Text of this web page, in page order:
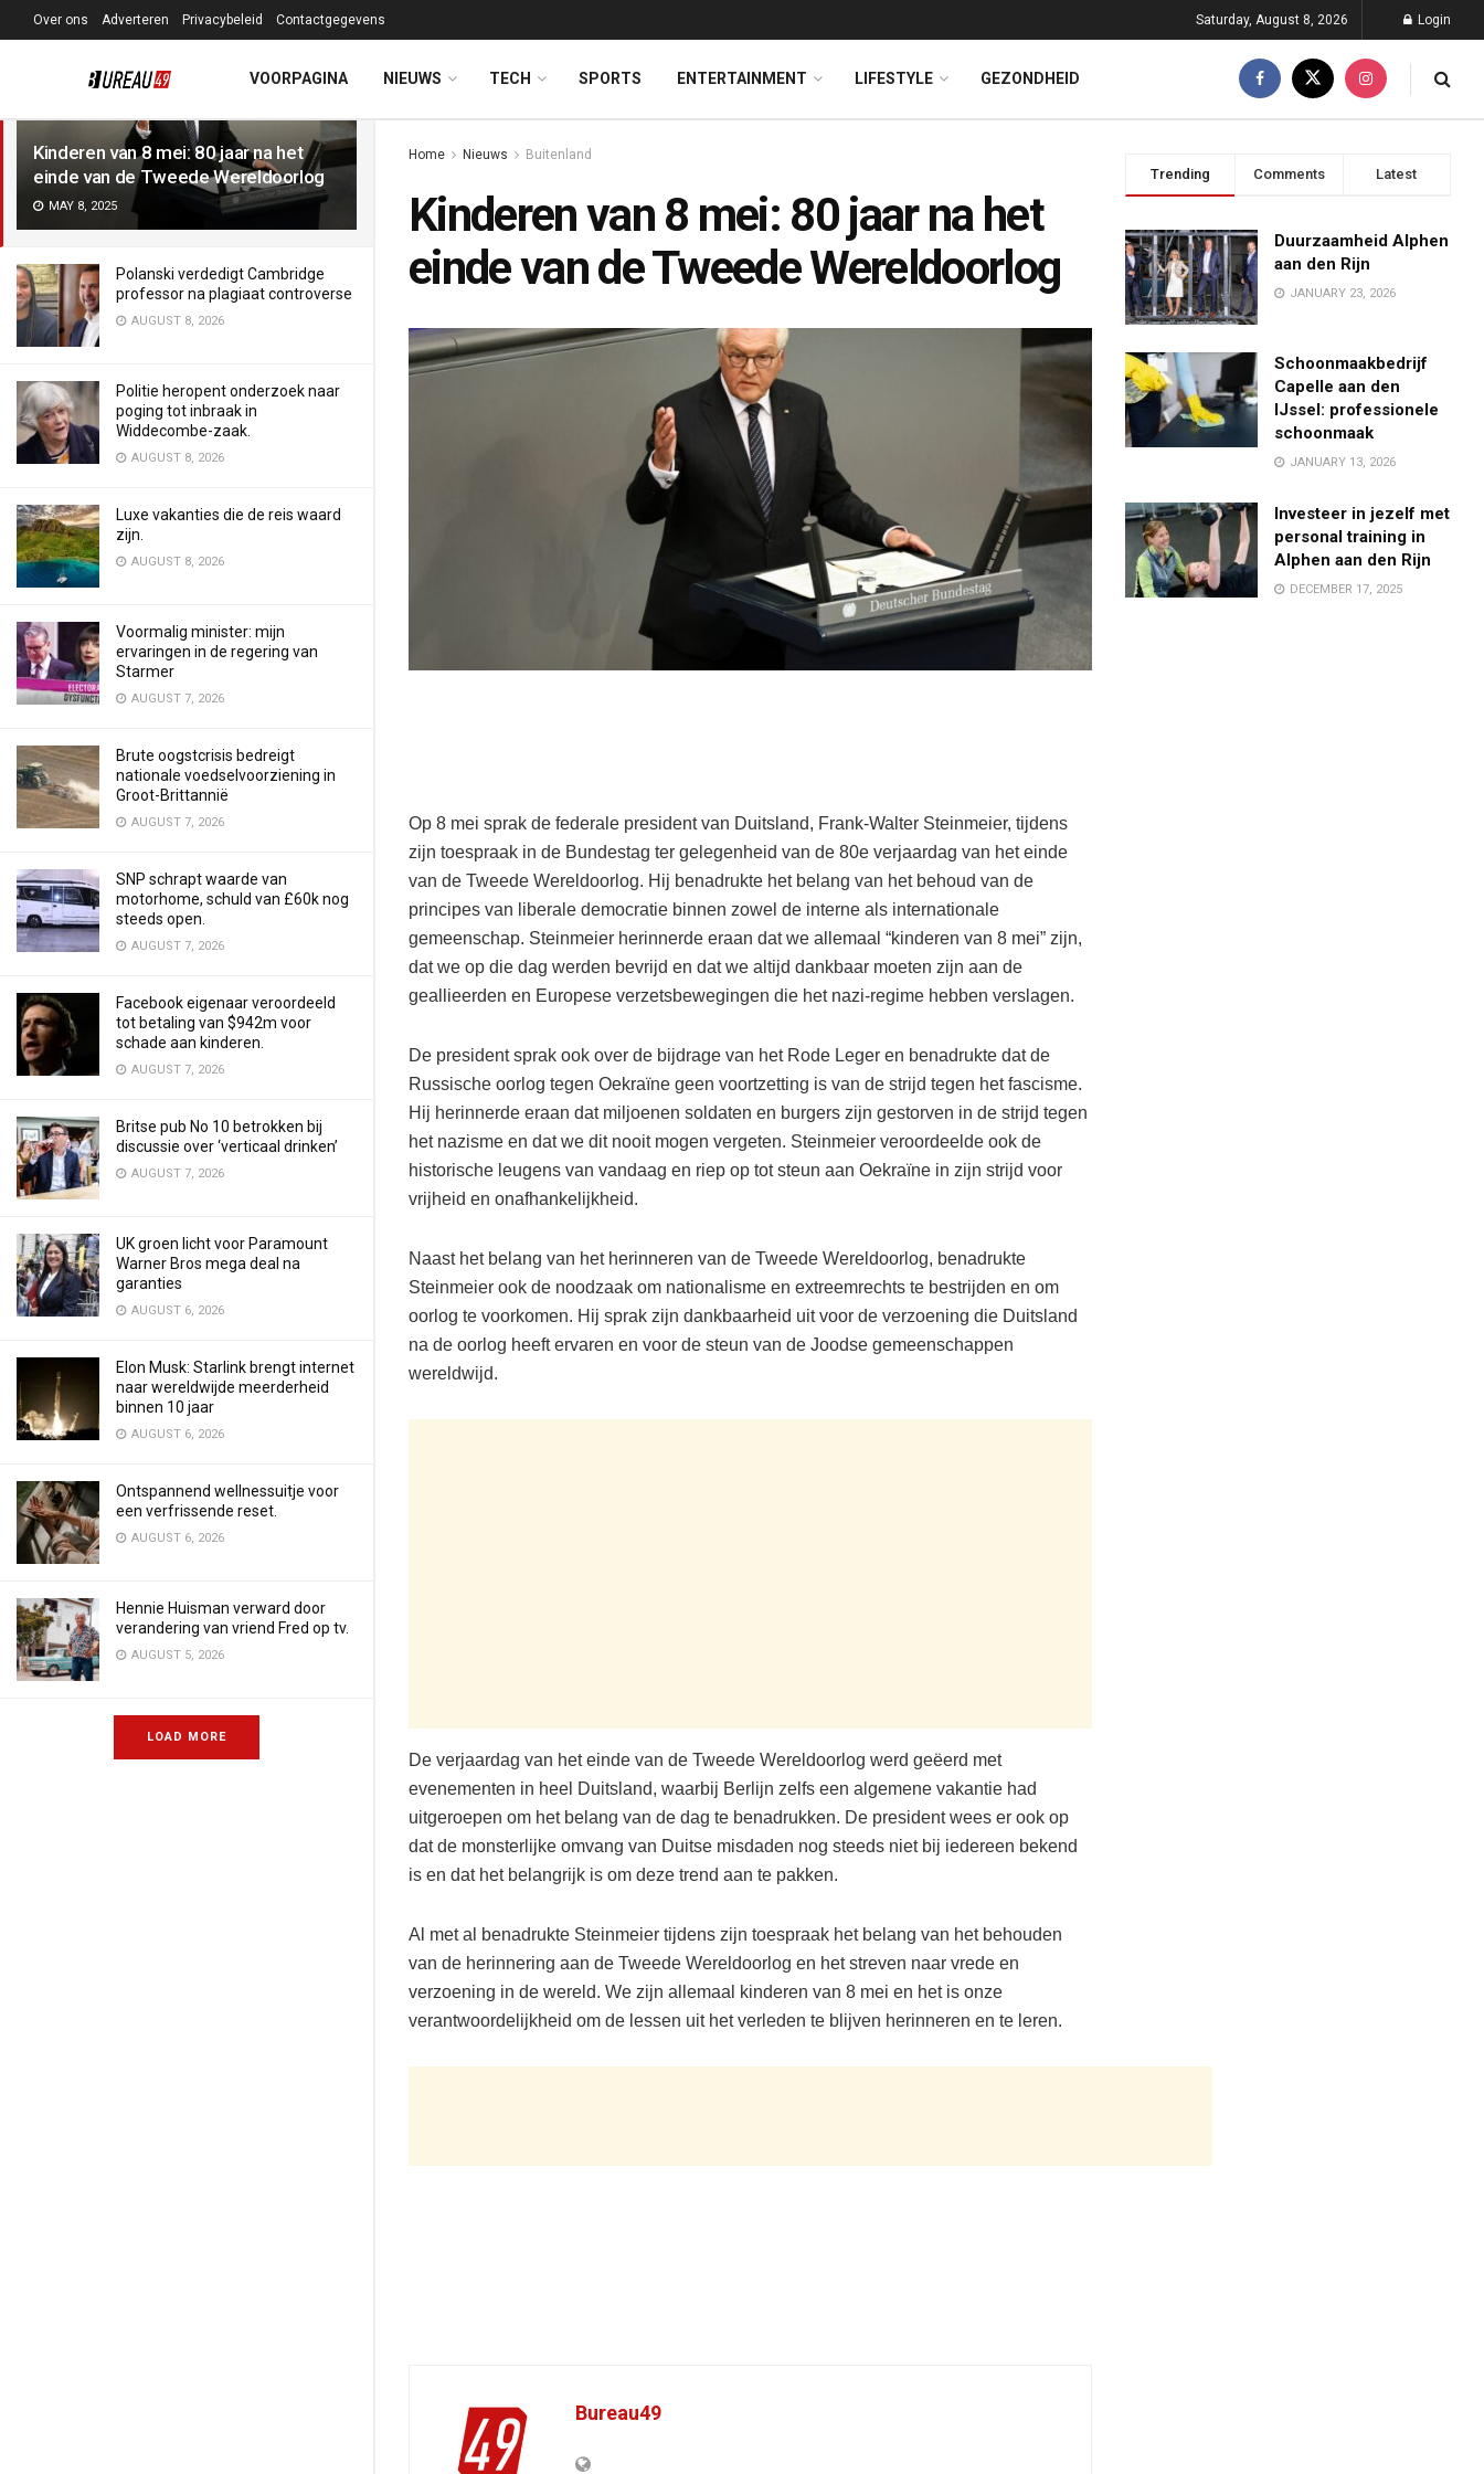
LATEST TRENDING Filter
Kinderen van 8 mei: 80 jaar na het
einde van de Tweede Wereldoorlog
MAY 8, 2025
Polanski verdedigt Cambridge
professor na plagiaat controverse
AUGUST 8, 2026
Politie heropent onderzoek naar
poging tot inbraak in
Widdecombe-zaak.
AUGUST 8, 2026
Luxe vakanties die de reis waard
zijn.
AUGUST 8, 2026
Voormalig minister: mijn
ervaringen in de regering van
Starmer
AUGUST 7, 2026
Brute oogstcrisis bedreigt
nationale voedselvoorziening in
Groot-Brittannië
AUGUST 7, 2026
SNP schrapt waarde van
motorhome, schuld van £60k nog
steeds open.
AUGUST 7, 2026
Facebook eigenaar veroordeeld
tot betaling van $942m voor
schade aan kinderen.
AUGUST 7, 2026
Britse pub No 10 betrokken bij
discussie over ‘verticaal drinken’
AUGUST 7, 2026
UK groen licht voor Paramount
Warner Bros mega deal na
garanties
AUGUST 6, 2026
Elon Musk: Starlink brengt internet
naar wereldwijde meerderheid
binnen 10 jaar
AUGUST 6, 2026
Ontspannend wellnessuitje voor
een verfrissende reset.
AUGUST 6, 2026
Hennie Huisman verward door
verandering van vriend Fred op tv.
AUGUST 5, 2026
LOAD MORE
Over ons Adverteren Privacybeleid Contactgegevens Saturday, August 8, 2026 Login
VOORPAGINA NIEUWS TECH SPORTS ENTERTAINMENT LIFESTYLE GEZONDHEID
Home Nieuws Buitenland
Kinderen van 8 mei: 80 jaar na het
einde van de Tweede Wereldoorlog
Op 8 mei sprak de federale president van Duitsland, Frank-Walter Steinmeier, tijdens
zijn toespraak in de Bundestag ter gelegenheid van de 80e verjaardag van het einde
van de Tweede Wereldoorlog. Hij benadrukte het belang van het behoud van de
principes van liberale democratie binnen zowel de interne als internationale
gemeenschap. Steinmeier herinnerde eraan dat we allemaal “kinderen van 8 mei” zijn,
dat we op die dag werden bevrijd en dat we altijd dankbaar moeten zijn aan de
geallieerden en Europese verzetsbewegingen die het nazi-regime hebben verslagen.
De president sprak ook over de bijdrage van het Rode Leger en benadrukte dat de
Russische oorlog tegen Oekraïne geen voortzetting is van de strijd tegen het fascisme.
Hij herinnerde eraan dat miljoenen soldaten en burgers zijn gestorven in de strijd tegen
het nazisme en dat we dit nooit mogen vergeten. Steinmeier veroordeelde ook de
historische leugens van vandaag en riep op tot steun aan Oekraïne in zijn strijd voor
vrijheid en onafhankelijkheid.
Naast het belang van het herinneren van de Tweede Wereldoorlog, benadrukte
Steinmeier ook de noodzaak om nationalisme en extreemrechts te bestrijden en om
oorlog te voorkomen. Hij sprak zijn dankbaarheid uit voor de verzoening die Duitsland
na de oorlog heeft ervaren en voor de steun van de Joodse gemeenschappen
wereldwijd.
De verjaardag van het einde van de Tweede Wereldoorlog werd geëerd met
evenementen in heel Duitsland, waarbij Berlijn zelfs een algemene vakantie had
uitgeroepen om het belang van de dag te benadrukken. De president wees er ook op
dat de monsterlijke omvang van Duitse misdaden nog steeds niet bij iedereen bekend
is en dat het belangrijk is om deze trend aan te pakken.
Al met al benadrukte Steinmeier tijdens zijn toespraak het belang van het behouden
van de herinnering aan de Tweede Wereldoorlog en het streven naar vrede en
verzoening in de wereld. We zijn allemaal kinderen van 8 mei en het is onze
verantwoordelijkheid om de lessen uit het verleden te blijven herinneren en te leren.
Bureau49
Trending Comments Latest
Duurzaamheid Alphen
aan den Rijn
JANUARY 23, 2026
Schoonmaakbedrijf
Capelle aan den
IJssel: professionele
schoonmaak
JANUARY 13, 2026
Investeer in jezelf met
personal training in
Alphen aan den Rijn
DECEMBER 17, 2025